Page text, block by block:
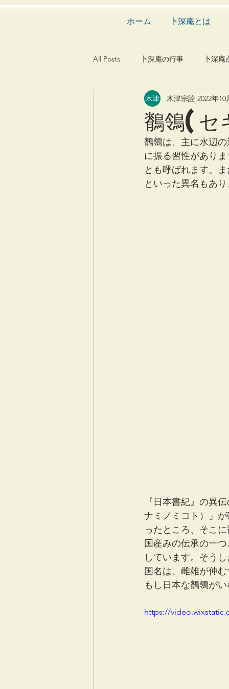
ホーム 卜深庵とは
All Posts 卜深庵の行事 卜深庵
漢詩 俳諧 文
建築 造園 動
鶺鴒(セ
木津宗詮 2022年10
鶺鴒は、主に水辺
に振る習性があり
とも呼ばれます。
といった異名もあ
『日本書紀』の異
ナミノミコト）」
ったところ、そこ
国産みの伝承の一
しています。そう
国名は、雌雄が仲
もし日本な鶺鴒が
https://